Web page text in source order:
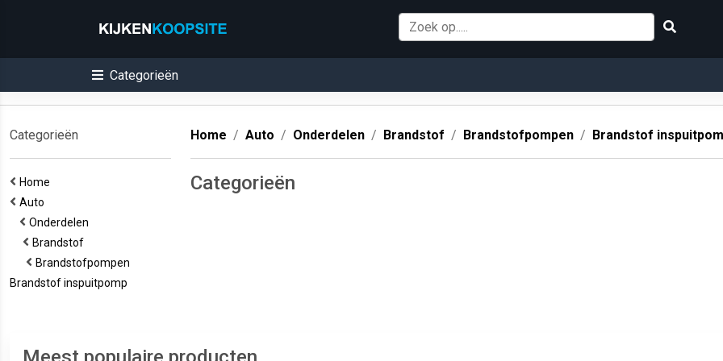
Categorieën
Categorieën
Home
Auto
Onderdelen
Brandstof
Brandstofpompen
Brandstof inspuitpomp
Home Auto Onderdelen Brandstof Brandstofpompen Brandstof
Categorieën